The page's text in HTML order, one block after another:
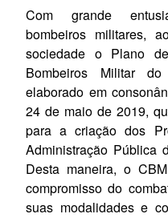
Com grande
bombeiros militares,
sociedade o Plano
Bombeiros Militar
elaborado em
24 de maio de 2019,
para a criação dos
Administração Pública
Desta maneira, o
compromisso do
suas modalidades e